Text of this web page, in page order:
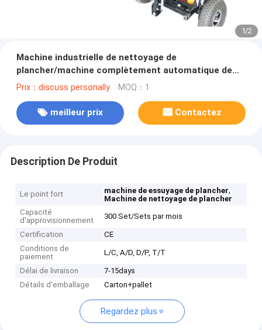
1/2
Machine industrielle de nettoyage de
plancher/machine complètement automatique de
décapant de plancher
Prix：discuss personally MOQ：1
meilleur prix Contactez
Description De Produit
Le point fort machine de essuyage de plancher,
Machine de nettoyage de plancher
Capacité
d'approvisionnement
300 Set/Sets par mois
Certification
CE
Conditions de
paiement
L/C, A/D, D/P, T/T
Délai de livraison
7-15days
Détails d'emballage
Carton+pallet
Regardez plus